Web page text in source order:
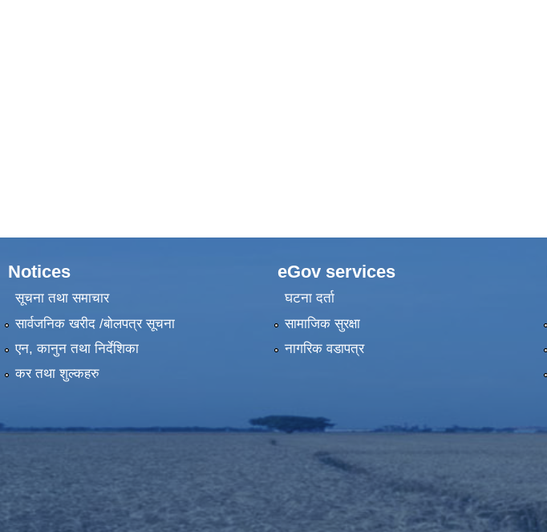
Notices
सूचना तथा समाचार
सार्वजनिक खरीद /बोलपत्र सूचना
एन, कानुन तथा निर्देशिका
कर तथा शुल्कहरु
eGov services
घटना दर्ता
सामाजिक सुरक्षा
नागरिक वडापत्र